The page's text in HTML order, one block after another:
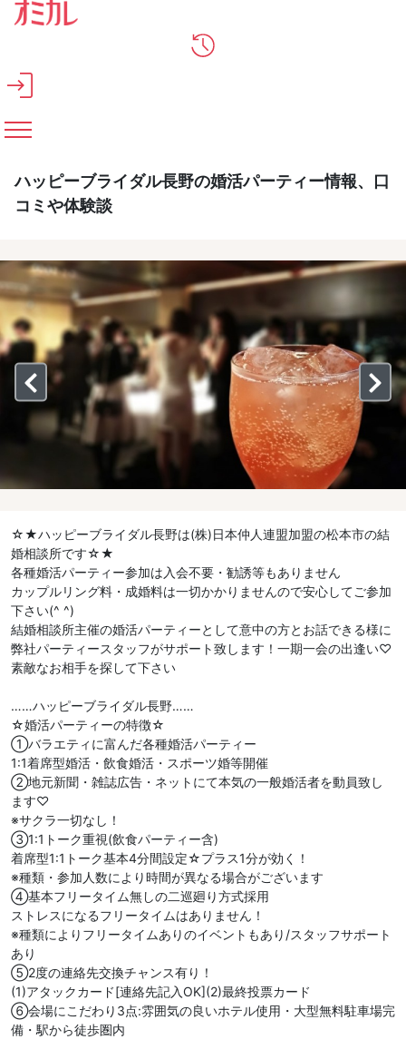
メインコンテンツへスキップ
ハッピーブライダル長野の婚活パーティー情報、口
コミや体験談
☆★ハッピーブライダル長野は(株)日本仲人連盟加盟の松本市の結
婚相談所です☆★
各種婚活パーティー参加は入会不要・勧誘等もありません
カップルリング料・成婚料は一切かかりませんので安心してご参加
下さい(^ ^)
結婚相談所主催の婚活パーティーとして意中の方とお話できる様に
弊社パーティースタッフがサポート致します！一期一会の出逢い♡
素敵なお相手を探して下さい
……ハッピーブライダル長野……
☆婚活パーティーの特徴☆
①バラエティに富んだ各種婚活パーティー
1:1着席型婚活・飲食婚活・スポーツ婚等開催
②地元新聞・雑誌広告・ネットにて本気の一般婚活者を動員致し
ます♡
※サクラ一切なし！
③1:1トーク重視(飲食パーティー含)
着席型1:1トーク基本4分間設定☆プラス1分が効く！
※種類・参加人数により時間が異なる場合がございます
④基本フリータイム無しの二巡廻り方式採用
ストレスになるフリータイムはありません！
※種類によりフリータイムありのイベントもあり/スタッフサポート
あり
⑤2度の連絡先交換チャンス有り！
(1)アタックカード[連絡先記入OK](2)最終投票カード
⑥会場にこだわり3点:雰囲気の良いホテル使用・大型無料駐車場完
備・駅から徒歩圏内